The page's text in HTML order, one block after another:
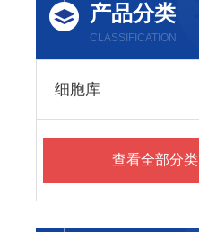
产品分类
CLASSIFICATION
细胞库
查看全部分类